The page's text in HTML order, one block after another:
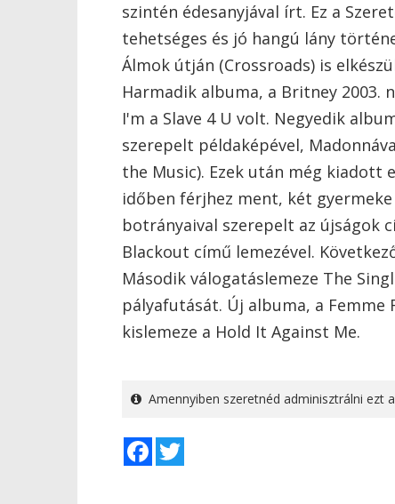
szintén édesanyjával írt. Ez a
tehetséges és jó hangú lány
Álmok útján (Crossroads) is
Harmadik albuma, a Britney 2003.
I'm a Slave 4 U volt. Negyedik
szerepelt példaképével,
the Music). Ezek után még kiadott
időben férjhez ment, két
botrányaival szerepelt az újságok
Blackout című lemezével.
Második válogatáslemeze The
pályafutását. Új albuma, a Femme
kislemeze a Hold It Against Me.
Amennyiben szeretnéd adminisztrálni ezt
Facebook